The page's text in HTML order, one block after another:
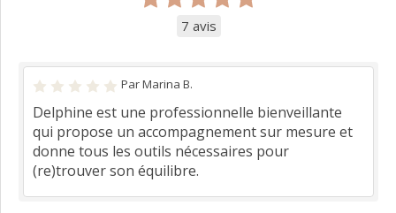
7 avis
Par Marina B.
Delphine est une professionnelle bienveillante
qui propose un accompagnement sur mesure et
donne tous les outils nécessaires pour
(re)trouver son équilibre.